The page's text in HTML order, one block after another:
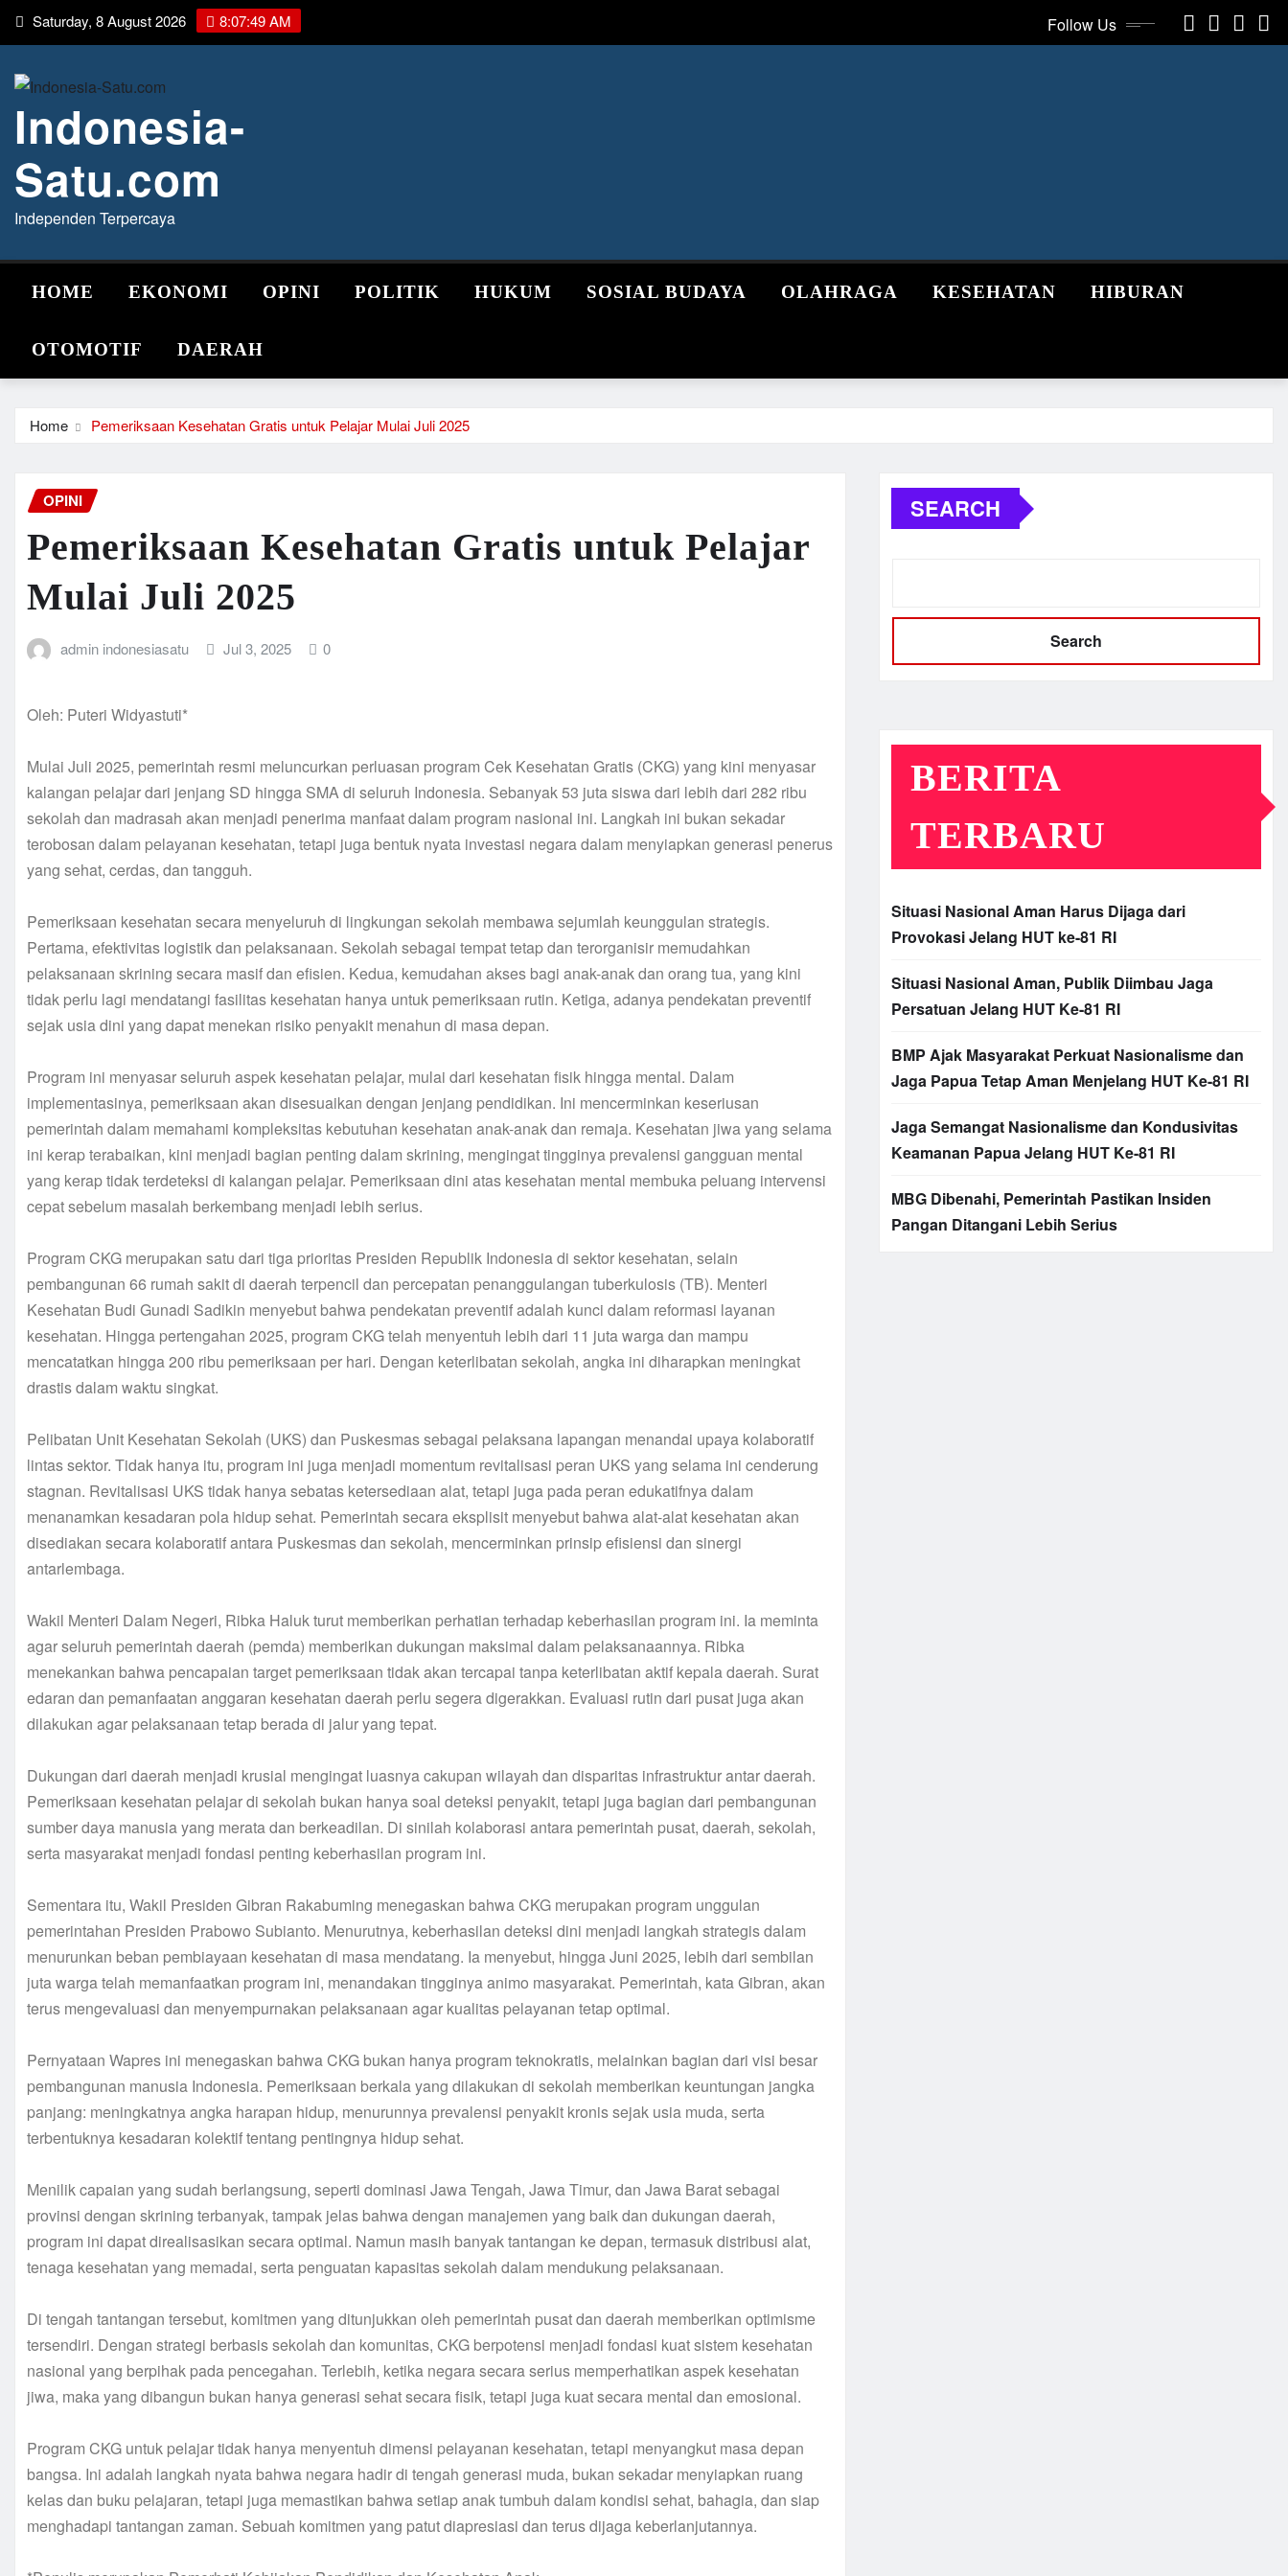
Skip Saturday, 8 August 2026 8:07:49 AM Follow Us
Indonesia-
Satu.com
Independen Terpercaya
HOME EKONOMI OPINI POLITIK HUKUM SOSIAL BUDAYA OLAHRAGA KESEHATAN HIBURAN
OTOMOTIF DAERAH
Home Pemeriksaan Kesehatan Gratis untuk Pelajar Mulai Juli 2025
OPINI
Pemeriksaan Kesehatan Gratis untuk Pelajar
Mulai Juli 2025
admin indonesiasatu Jul 3, 2025 0
Oleh: Puteri Widyastuti*
Mulai Juli 2025, pemerintah resmi meluncurkan perluasan program Cek Kesehatan Gratis (CKG) yang kini menyasar
kalangan pelajar dari jenjang SD hingga SMA di seluruh Indonesia. Sebanyak 53 juta siswa dari lebih dari 282 ribu
sekolah dan madrasah akan menjadi penerima manfaat dalam program nasional ini. Langkah ini bukan sekadar
terobosan dalam pelayanan kesehatan, tetapi juga bentuk nyata investasi negara dalam menyiapkan generasi penerus
yang sehat, cerdas, dan tangguh.
Pemeriksaan kesehatan secara menyeluruh di lingkungan sekolah membawa sejumlah keunggulan strategis.
Pertama, efektivitas logistik dan pelaksanaan. Sekolah sebagai tempat tetap dan terorganisir memudahkan
pelaksanaan skrining secara masif dan efisien. Kedua, kemudahan akses bagi anak-anak dan orang tua, yang kini
tidak perlu lagi mendatangi fasilitas kesehatan hanya untuk pemeriksaan rutin. Ketiga, adanya pendekatan preventif
sejak usia dini yang dapat menekan risiko penyakit menahun di masa depan.
Program ini menyasar seluruh aspek kesehatan pelajar, mulai dari kesehatan fisik hingga mental. Dalam
implementasinya, pemeriksaan akan disesuaikan dengan jenjang pendidikan. Ini mencerminkan keseriusan
pemerintah dalam memahami kompleksitas kebutuhan kesehatan anak-anak dan remaja. Kesehatan jiwa yang selama
ini kerap terabaikan, kini menjadi bagian penting dalam skrining, mengingat tingginya prevalensi gangguan mental
yang kerap tidak terdeteksi di kalangan pelajar. Pemeriksaan dini atas kesehatan mental membuka peluang intervensi
cepat sebelum masalah berkembang menjadi lebih serius.
Program CKG merupakan satu dari tiga prioritas Presiden Republik Indonesia di sektor kesehatan, selain
pembangunan 66 rumah sakit di daerah terpencil dan percepatan penanggulangan tuberkulosis (TB). Menteri
Kesehatan Budi Gunadi Sadikin menyebut bahwa pendekatan preventif adalah kunci dalam reformasi layanan
kesehatan. Hingga pertengahan 2025, program CKG telah menyentuh lebih dari 11 juta warga dan mampu
mencatatkan hingga 200 ribu pemeriksaan per hari. Dengan keterlibatan sekolah, angka ini diharapkan meningkat
drastis dalam waktu singkat.
Pelibatan Unit Kesehatan Sekolah (UKS) dan Puskesmas sebagai pelaksana lapangan menandai upaya kolaboratif
lintas sektor. Tidak hanya itu, program ini juga menjadi momentum revitalisasi peran UKS yang selama ini cenderung
stagnan. Revitalisasi UKS tidak hanya sebatas ketersediaan alat, tetapi juga pada peran edukatifnya dalam
menanamkan kesadaran pola hidup sehat. Pemerintah secara eksplisit menyebut bahwa alat-alat kesehatan akan
disediakan secara kolaboratif antara Puskesmas dan sekolah, mencerminkan prinsip efisiensi dan sinergi
antarlembaga.
Wakil Menteri Dalam Negeri, Ribka Haluk turut memberikan perhatian terhadap keberhasilan program ini. Ia meminta
agar seluruh pemerintah daerah (pemda) memberikan dukungan maksimal dalam pelaksanaannya. Ribka
menekankan bahwa pencapaian target pemeriksaan tidak akan tercapai tanpa keterlibatan aktif kepala daerah. Surat
edaran dan pemanfaatan anggaran kesehatan daerah perlu segera digerakkan. Evaluasi rutin dari pusat juga akan
dilakukan agar pelaksanaan tetap berada di jalur yang tepat.
Dukungan dari daerah menjadi krusial mengingat luasnya cakupan wilayah dan disparitas infrastruktur antar daerah.
Pemeriksaan kesehatan pelajar di sekolah bukan hanya soal deteksi penyakit, tetapi juga bagian dari pembangunan
sumber daya manusia yang merata dan berkeadilan. Di sinilah kolaborasi antara pemerintah pusat, daerah, sekolah,
serta masyarakat menjadi fondasi penting keberhasilan program ini.
Sementara itu, Wakil Presiden Gibran Rakabuming menegaskan bahwa CKG merupakan program unggulan
pemerintahan Presiden Prabowo Subianto. Menurutnya, keberhasilan deteksi dini menjadi langkah strategis dalam
menurunkan beban pembiayaan kesehatan di masa mendatang. Ia menyebut, hingga Juni 2025, lebih dari sembilan
juta warga telah memanfaatkan program ini, menandakan tingginya animo masyarakat. Pemerintah, kata Gibran, akan
terus mengevaluasi dan menyempurnakan pelaksanaan agar kualitas pelayanan tetap optimal.
Pernyataan Wapres ini menegaskan bahwa CKG bukan hanya program teknokratis, melainkan bagian dari visi besar
pembangunan manusia Indonesia. Pemeriksaan berkala yang dilakukan di sekolah memberikan keuntungan jangka
panjang: meningkatnya angka harapan hidup, menurunnya prevalensi penyakit kronis sejak usia muda, serta
terbentuknya kesadaran kolektif tentang pentingnya hidup sehat.
Menilik capaian yang sudah berlangsung, seperti dominasi Jawa Tengah, Jawa Timur, dan Jawa Barat sebagai
provinsi dengan skrining terbanyak, tampak jelas bahwa dengan manajemen yang baik dan dukungan daerah,
program ini dapat direalisasikan secara optimal. Namun masih banyak tantangan ke depan, termasuk distribusi alat,
tenaga kesehatan yang memadai, serta penguatan kapasitas sekolah dalam mendukung pelaksanaan.
Di tengah tantangan tersebut, komitmen yang ditunjukkan oleh pemerintah pusat dan daerah memberikan optimisme
tersendiri. Dengan strategi berbasis sekolah dan komunitas, CKG berpotensi menjadi fondasi kuat sistem kesehatan
nasional yang berpihak pada pencegahan. Terlebih, ketika negara secara serius memperhatikan aspek kesehatan
jiwa, maka yang dibangun bukan hanya generasi sehat secara fisik, tetapi juga kuat secara mental dan emosional.
Program CKG untuk pelajar tidak hanya menyentuh dimensi pelayanan kesehatan, tetapi menyangkut masa depan
bangsa. Ini adalah langkah nyata bahwa negara hadir di tengah generasi muda, bukan sekadar menyiapkan ruang
kelas dan buku pelajaran, tetapi juga memastikan bahwa setiap anak tumbuh dalam kondisi sehat, bahagia, dan siap
menghadapi tantangan zaman. Sebuah komitmen yang patut diapresiasi dan terus dijaga keberlanjutannya.
SEARCH
Search
BERITA
TERBARU
Situasi Nasional Aman Harus Dijaga dari
Provokasi Jelang HUT ke-81 RI
Situasi Nasional Aman, Publik Diimbau Jaga
Persatuan Jelang HUT Ke-81 RI
BMP Ajak Masyarakat Perkuat Nasionalisme dan
Jaga Papua Tetap Aman Menjelang HUT Ke-81 RI
Jaga Semangat Nasionalisme dan Kondusivitas
Keamanan Papua Jelang HUT Ke-81 RI
MBG Dibenahi, Pemerintah Pastikan Insiden
Pangan Ditangani Lebih Serius